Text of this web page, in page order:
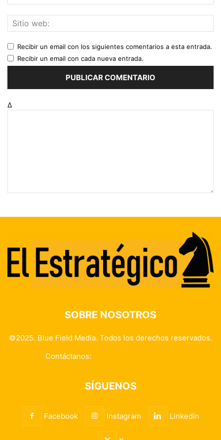
Recibir un email con los siguientes comentarios a esta entrada.
Recibir un email con cada nueva entrada.
Δ
SOBRE NOSOTROS
©2025. Blue Field Media. Todos los derechos reservados.
Contáctanos:
SÍGUENOS
Facebook Instagram Linkedin